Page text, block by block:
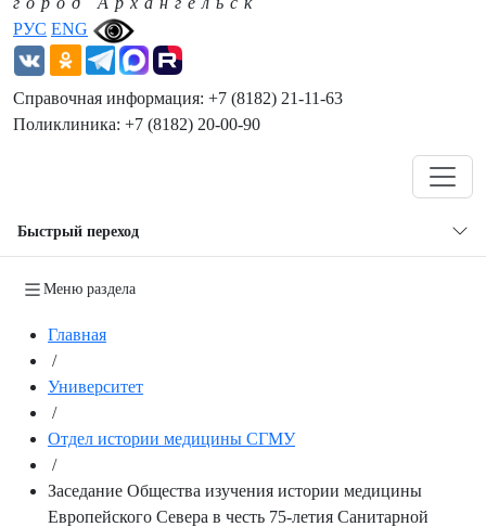
РУС ENG
Справочная информация: +7 (8182) 21-11-63
Поликлиника: +7 (8182) 20-00-90
Быстрый переход
Меню раздела
Главная
/
Университет
/
Отдел истории медицины СГМУ
/
Заседание Общества изучения истории медицины
Европейского Севера в честь 75-летия Санитарной